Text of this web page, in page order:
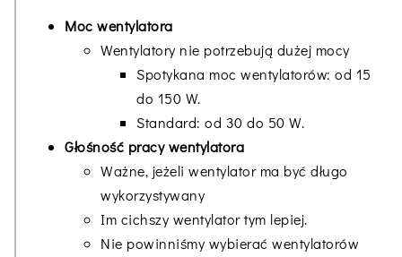
Moc wentylatora
Wentylatory nie potrzebują dużej mocy
Spotykana moc wentylatorów: od 15
do 150 W.
Standard: od 30 do 50 W.
Głośność pracy wentylatora
Ważne, jeżeli wentylator ma być długo
wykorzystywany
Im cichszy wentylator tym lepiej.
Nie powinniśmy wybierać wentylatorów